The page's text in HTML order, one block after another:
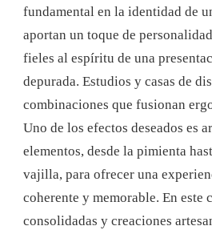
fundamental en la identidad de
aportan un toque de
fieles al espíritu de una
depurada. Estudios y casas de
combinaciones que fusionan
Uno de los efectos deseados es
elementos, desde la pimienta
vajilla, para ofrecer una
coherente y memorable. En este
consolidadas y creaciones